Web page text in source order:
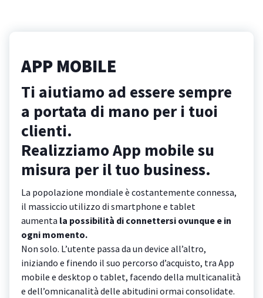
APP MOBILE
Ti aiutiamo ad essere sempre
a portata di mano per i tuoi
clienti.
Realizziamo App mobile su
misura per il tuo business.
La popolazione mondiale è costantemente connessa,
il massiccio utilizzo di smartphone e tablet
aumenta la possibilità di connettersi ovunque e in
ogni momento.
Non solo. L’utente passa da un device all’altro,
iniziando e finendo il suo percorso d’acquisto, tra App
mobile e desktop o tablet, facendo della multicanalità
e dell’omnicanalità delle abitudini ormai consolidate.